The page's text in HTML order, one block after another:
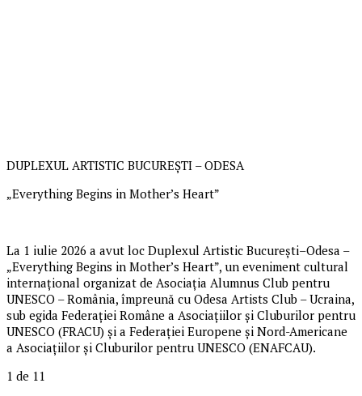
DUPLEXUL ARTISTIC BUCUREȘTI – ODESA
„Everything Begins in Mother’s Heart”
La 1 iulie 2026 a avut loc Duplexul Artistic București–Odesa –
„Everything Begins in Mother’s Heart”, un eveniment cultural
internațional organizat de Asociația Alumnus Club pentru
UNESCO – România, împreună cu Odesa Artists Club – Ucraina,
sub egida Federației Române a Asociațiilor și Cluburilor pentru
UNESCO (FRACU) și a Federației Europene și Nord-Americane
a Asociațiilor și Cluburilor pentru UNESCO (ENAFCAU).
1 de 11